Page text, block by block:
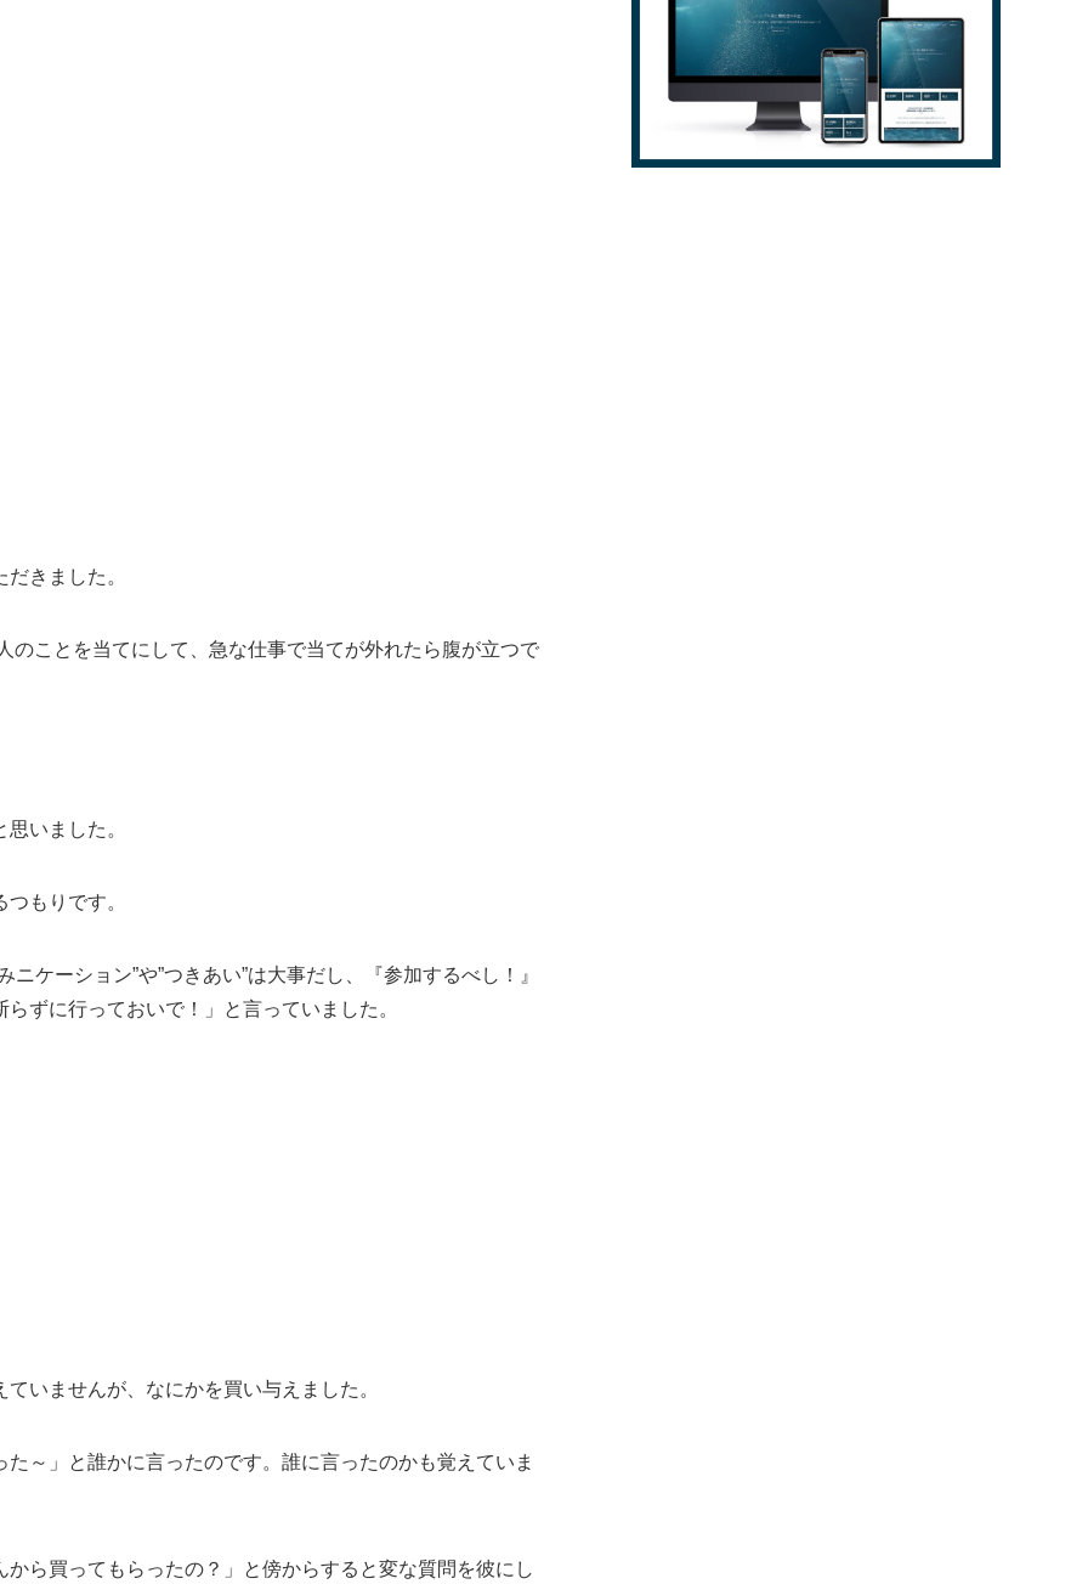
きました。
のことを当てにして、急な仕事で当てが外れたら腹が立つで
いました。
もりです。
ケーション”や”つきあい”は大事だし、『参加するべし！』
ずに行っておいで！」と言っていました。
いませんが、なにかを買い与えました。
～」と誰かに言ったのです。誰に言ったのかも覚えていま
ら買ってもらったの？」と傍からすると変な質問を彼にし